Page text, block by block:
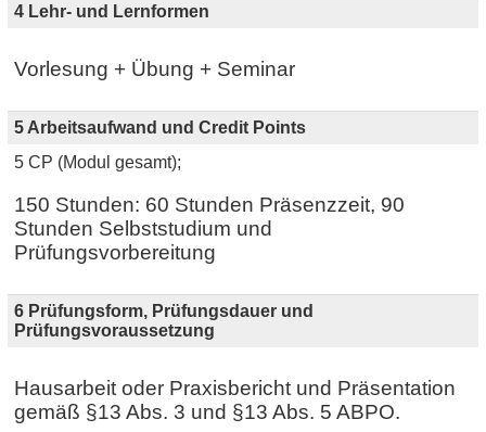
4 Lehr- und Lernformen
Vorlesung + Übung + Seminar
5 Arbeitsaufwand und Credit Points
5 CP (Modul gesamt);
150 Stunden: 60 Stunden Präsenzzeit, 90
Stunden Selbststudium und
Prüfungsvorbereitung
6 Prüfungsform, Prüfungsdauer und
Prüfungsvoraussetzung
Hausarbeit oder Praxisbericht und Präsentation
gemäß §13 Abs. 3 und §13 Abs. 5 ABPO.